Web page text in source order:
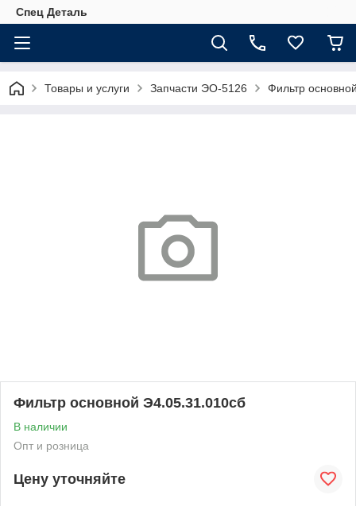
Спец Деталь
Товары и услуги Запчасти ЭО-5126 Фильтр
Фильтр основной Э4.05.31.010сб
В наличии
Опт и розница
Цену уточняйте